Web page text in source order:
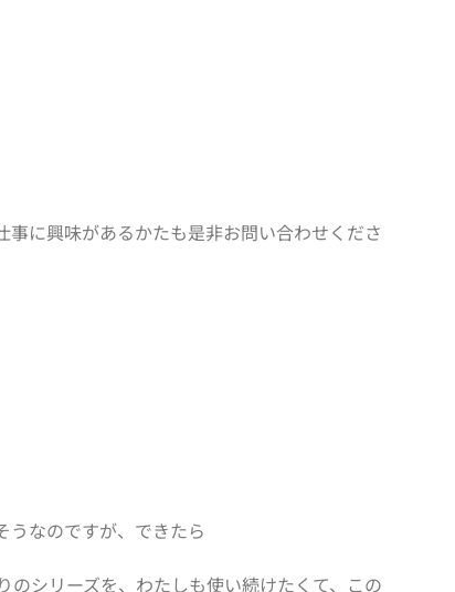
に興味があるかたも是非お問い合わせくださ
うなのですが、できたら
シリーズを、わたしも使い続けたくて、この